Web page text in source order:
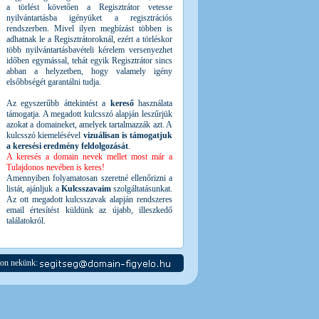
a törlést követően a Regisztrátor vetesse
nyilvántartásba igényüket a regisztrációs
rendszerben. Mivel ilyen megbízást többen is
adhatnak le a Regisztrátoroknál, ezért a törléskor
több nyilvántartásbavételi kérelem versenyezhet
időben egymással, tehát egyik Regisztrátor sincs
abban a helyzetben, hogy valamely igény
elsőbbségét garantálni tudja.
Az egyszerűbb áttekintést a keresőhasználata
támogatja. A megadott kulcsszó alapján leszűrjük
azokat a domaineket, amelyek tartalmazzák azt. A
kulcsszó kiemelésével vizuálisan is támogatjuk
a keresési eredmény feldolgozását.
A keresés a domain nevek mellet most már a
Tulajdonos nevében is keres!
Amennyiben folyamatosan szeretné ellenőrizni a
listát, ajánljuk a Kulcsszavaimszolgáltatásunkat.
Az ott megadott kulcsszavak alapján rendszeres
email értesítést küldünk az újabb, illeszkedő
találatokról.
nekünk: